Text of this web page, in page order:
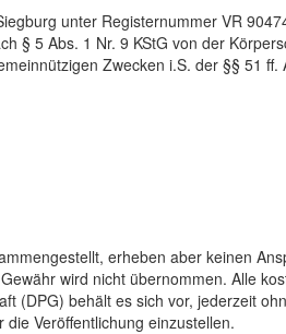
unter Registernummer VR
§ 5 Abs. 1 Nr. 9 KStG von der
Zwecken i.S. der §§ 51 ff.
erheben aber keinen
wird nicht übernommen. Alle
(DPG) behält es sich vor, jederzeit
Veröffentlichung einzustellen.